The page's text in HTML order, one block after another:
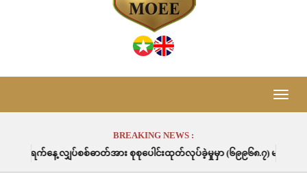
Toggle
BREAKING NEWS :
ပ်စစ်ဓာတ်အား စုစုပေါင်းထုတ်လုပ်ခဲ့မှုမှာ (၆၉၉၆၈.၇) မဂ္ဂါဝပ်နာရီဖြစ်ပါသည်